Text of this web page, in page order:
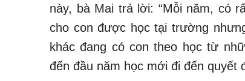
này, bà Mai trả lời: “Mỗi năm, có
cho con được học tại trường
khác đang có con theo học từ
đến đầu năm học mới đi đến quyết